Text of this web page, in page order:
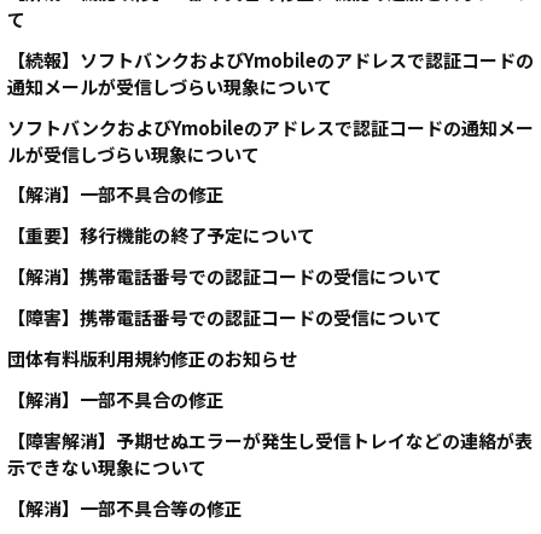
て
【続報】ソフトバンクおよびYmobileのアドレスで認証コードの
通知メールが受信しづらい現象について
ソフトバンクおよびYmobileのアドレスで認証コードの通知メー
ルが受信しづらい現象について
【解消】一部不具合の修正
【重要】移行機能の終了予定について
【解消】携帯電話番号での認証コードの受信について
【障害】携帯電話番号での認証コードの受信について
団体有料版利用規約修正のお知らせ
【解消】一部不具合の修正
【障害解消】予期せぬエラーが発生し受信トレイなどの連絡が表
示できない現象について
【解消】一部不具合等の修正